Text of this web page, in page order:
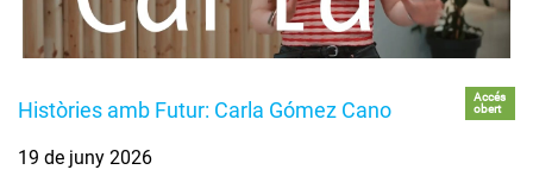
Històries amb Futur: Carla Gómez Cano
Accés
obert
19 de juny 2026